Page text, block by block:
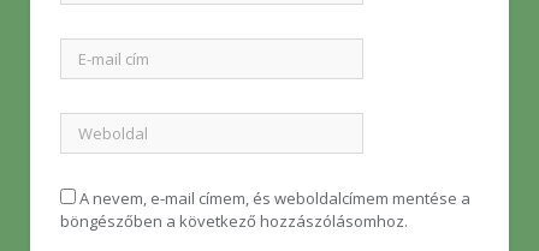
A nevem, e-mail címem, és weboldalcímem mentése a
böngészőben a következő hozzászólásomhoz.